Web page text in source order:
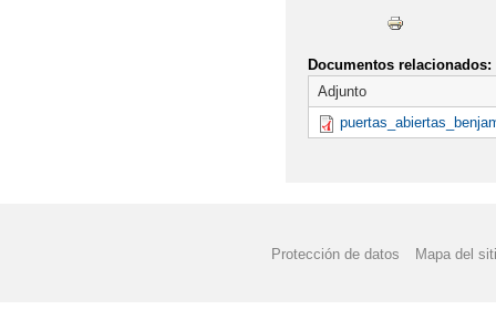
Documentos relacionados:
Adjunto
Protección de datos Mapa del